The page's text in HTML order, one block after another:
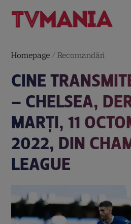
Homepage /Recomandări
CINE
– CHELSEA,
MARŢI, 11
2022, DIN
LEAGUE